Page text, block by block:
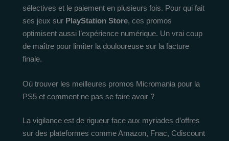
sélectives et le paiement en plusieurs fois. Pour qui fait
ses jeux sur PlayStation Store, ces promos
optimisent aussi l’expérience numérique. Un vrai coup
de maître pour limiter la douloureuse sur la facture
finale.
Où trouver les meilleures promos Micromania pour la
PS5 et comment ne pas se faire avoir ?
La vigilance est de rigueur face aux myriades d’offres
sur des plateformes comme Amazon, Fnac, Cdiscount